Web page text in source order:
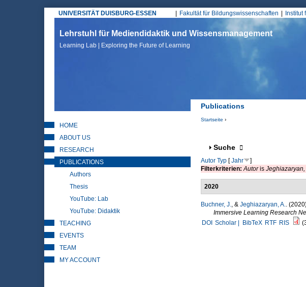
UNIVERSITÄT DUISBURG-ESSEN
Hauptmenü
Fakultät für Bildungswissenschaften Institut
Lehrstuhl für Mediendidaktik und Wissensmanagement
Learning Lab | Exploring the Future of Learning
Publications
Startseite ›
Anzeigen
Suche
Autor Typ[Jahr
]
Filterkriterien:Autoris
2020
Buchner, J., & Jeghiazaryan, A..
Immersive Learning Research
DOI Scholar | BibTeX RTF RIS
HOME
ABOUT US
RESEARCH
PUBLICATIONS
Authors
Thesis
YouTube: Lab
YouTube: Didaktik
TEACHING
EVENTS
TEAM
MY ACCOUNT